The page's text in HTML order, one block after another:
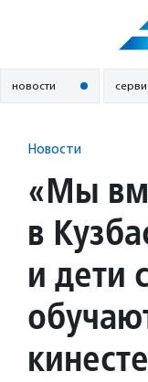
новости
Новости
«Мы
в
и дети